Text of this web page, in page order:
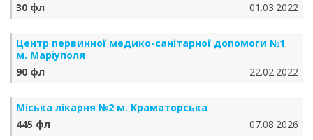
30 фл
01.03.2022
Центр первинної медико-санітарної допомоги №1
м. Маріуполя
90 фл
22.02.2022
Міська лікарня №2 м. Краматорська
445 фл
07.08.2026